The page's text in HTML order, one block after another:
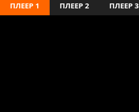
ПЛЕЕР 1 ПЛЕЕР 2 ПЛЕЕР 3